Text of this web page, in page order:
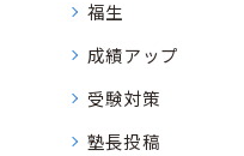
福生
成績アップ
受験対策
塾長投稿